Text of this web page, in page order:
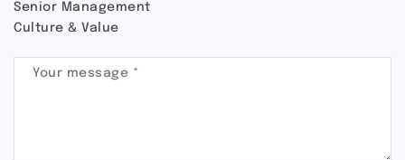
Senior Management
Culture & Value